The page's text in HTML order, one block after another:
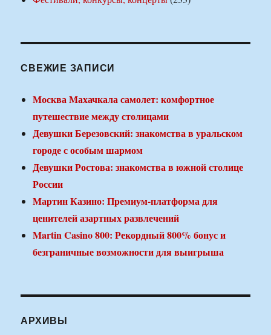
СВЕЖИЕ ЗАПИСИ
Москва Махачкала самолет: комфортное
путешествие между столицами
Девушки Березовский: знакомства в уральском
городе с особым шармом
Девушки Ростова: знакомства в южной столице
России
Мартин Казино: Премиум-платформа для
ценителей азартных развлечений
Martin Casino 800: Рекордный 800% бонус и
безграничные возможности для выигрыша
АРХИВЫ